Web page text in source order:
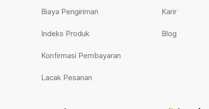
Biaya Pengiriman
Indeks Produk
Konfirmasi Pembayaran
Lacak Pesanan
Karir
Blog